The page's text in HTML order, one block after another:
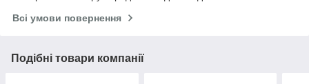
Всі умови повернення
Подібні товари компанії